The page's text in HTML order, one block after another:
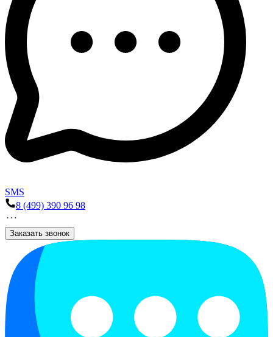
SMS
8 (499) 390 96 98
Заказать звонок